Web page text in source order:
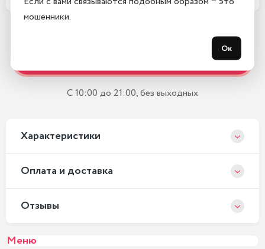
С 10:00 до 21:00, без выходных
Xарактеристики
Оплата и доставка
Отзывы
Меню
мошенники.
Ок